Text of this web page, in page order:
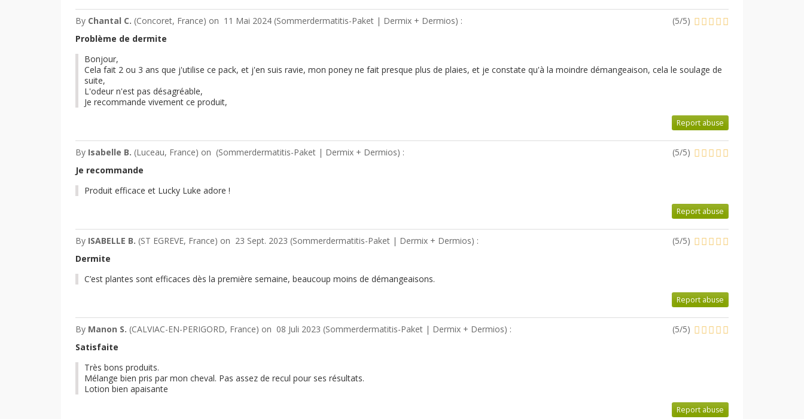
By Chantal C. (Concoret, France) on 11 Mai 2024 (Sommerdermatitis-Paket | Dermix + Dermios) : (5/5)
Problème de dermite
Bonjour,
Cela fait 2 ou 3 ans que j'utilise ce pack, et j'en suis ravie, mon poney ne fait presque plus de plaies, et je constate qu'à la moindre démangeaison, cela le soulage de
suite,
L'odeur n'est pas désagréable,
Je recommande vivement ce produit,
Report abuse
By Isabelle B. (Luceau, France) on (Sommerdermatitis-Paket | Dermix + Dermios) : (5/5)
Je recommande
Produit efficace et Lucky Luke adore !
Report abuse
By ISABELLE B. (ST EGREVE, France) on 23 Sept. 2023 (Sommerdermatitis-Paket | Dermix + Dermios) : (5/5)
Dermite
C’est plantes sont efficaces dès la première semaine, beaucoup moins de démangeaisons.
Report abuse
By Manon S. (CALVIAC-EN-PERIGORD, France) on 08 Juli 2023 (Sommerdermatitis-Paket | Dermix + Dermios) : (5/5)
Satisfaite
Très bons produits.
Mélange bien pris par mon cheval. Pas assez de recul pour ses résultats.
Lotion bien apaisante
Report abuse